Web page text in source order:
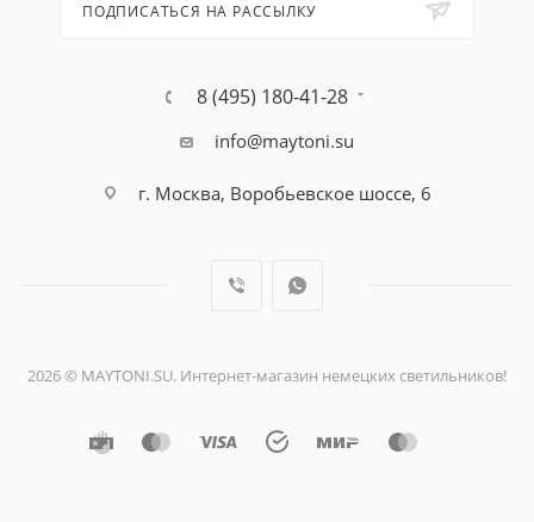
ПОДПИСАТЬСЯ НА РАССЫЛКУ
8 (495) 180-41-28
info@maytoni.su
г. Москва, Воробьевское шоссе, 6
2026 © MAYTONI.SU. Интернет-магазин немецких светильников!